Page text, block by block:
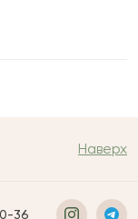
Наверх
36